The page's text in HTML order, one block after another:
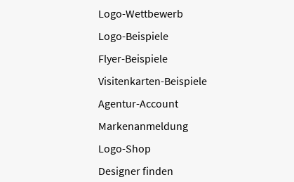
Logo-Wettbewerb
Logo-Beispiele
Flyer-Beispiele
Visitenkarten-Beispiele
Agentur-Account
Markenanmeldung
Logo-Shop
Designer finden